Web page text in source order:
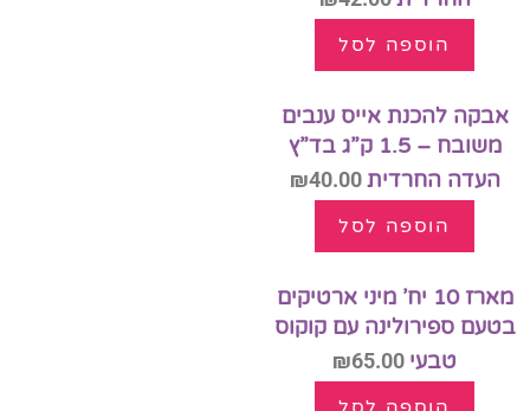
הוספה לסל
אבקה להכנת אייס ענבים
משובח – 1.5 ק”ג בד”ץ
העדה החרדית
₪40.00
הוספה לסל
מארז 10 יח’ מיני ארטיקים
בטעם ספירולינה עם קוקוס
טבעי
₪65.00